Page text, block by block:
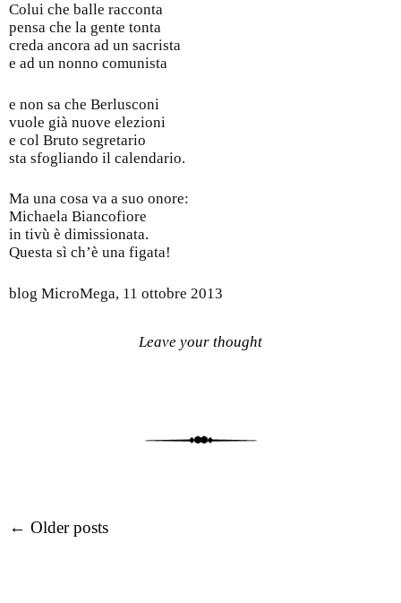
Colui che balle racconta
pensa che la gente tonta
creda ancora ad un sacrista
e ad un nonno comunista
e non sa che Berlusconi
vuole già nuove elezioni
e col Bruto segretario
sta sfogliando il calendario.
Ma una cosa va a suo onore:
Michaela Biancofiore
in tivù è dimissionata.
Questa sì ch’è una figata!
blog MicroMega, 11 ottobre 2013
Leave your thought
Post navigation
← Older posts